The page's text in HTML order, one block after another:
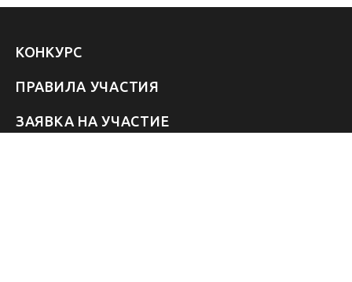
КОНКУРС
ПРАВИЛА УЧАСТИЯ
ЗАЯВКА НА УЧАСТИЕ